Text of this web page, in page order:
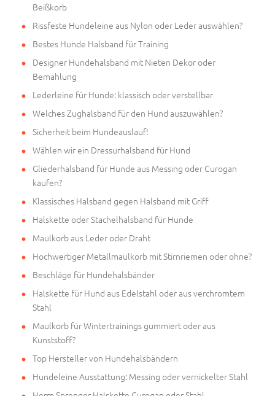
Beißkorb
Rissfeste Hundeleine aus Nylon oder Leder auswählen?
Bestes Hunde Halsband für Training
Designer Hundehalsband mit Nieten Dekor oder
Bemahlung
Lederleine für Hunde: klassisch oder verstellbar
Welches Zughalsband für den Hund auszuwählen?
Sicherheit beim Hundeauslauf!
Wählen wir ein Dressurhalsband für Hund
Gliederhalsband für Hunde aus Messing oder Curogan
kaufen?
Klassisches Halsband gegen Halsband mit Griff
Halskette oder Stachelhalsband für Hunde
Maulkorb aus Leder oder Draht
Hochwertiger Metallmaulkorb mit Stirnriemen oder ohne?
Beschläge für Hundehalsbänder
Halskette für Hund aus Edelstahl oder aus verchromtem
Stahl
Maulkorb für Wintertrainings gummiert oder aus
Kunststoff?
Top Hersteller von Hundehalsbändern
Hundeleine Ausstattung: Messing oder vernickelter Stahl